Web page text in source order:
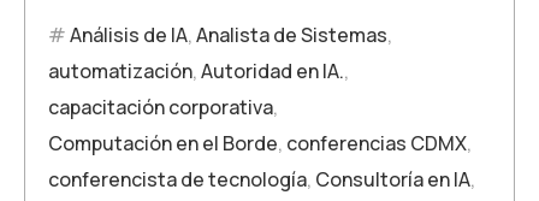
Análisis de IA,Analista de Sistemas,
automatización,Autoridad en IA.,
capacitación corporativa,
Computación en el Borde, conferencias CDMX,
conferencista de tecnología, Consultoría en IA,